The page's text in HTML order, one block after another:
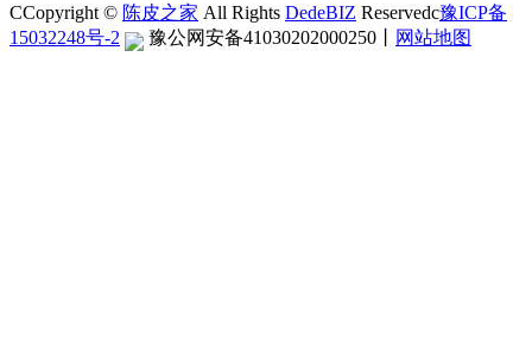
CCopyright © 陈皮之家 All Rights DedeBIZ Reservedc豫ICP备
15032248号-2
豫公网安备41030202000250 网站地图